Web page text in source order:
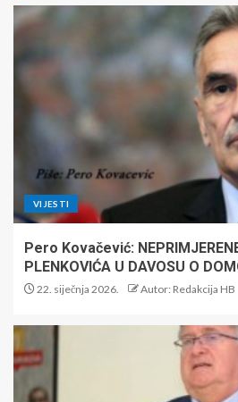
VIJESTI
Pero Kovačević:
PLENKOVIĆA U DAVOSU O
22. siječnja 2026. Autor: Redakcija HB